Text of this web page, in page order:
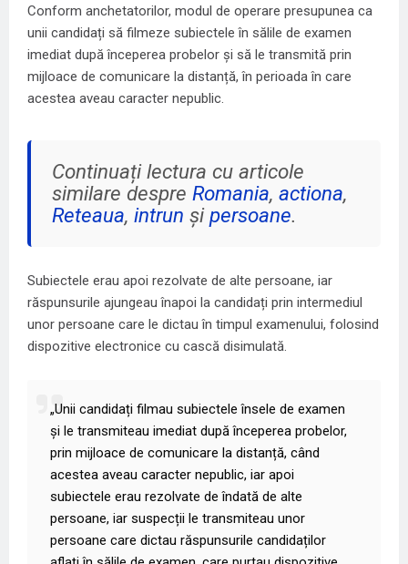
Conform anchetatorilor, modul de operare presupunea ca
unii candidați să filmeze subiectele în sălile de examen
imediat după începerea probelor și să le transmită prin
mijloace de comunicare la distanță, în perioada în care
acestea aveau caracter nepublic.
Continuați lectura cu articole
similare despre Romania, actiona,
Reteaua, intrun șipersoane.
Subiectele erau apoi rezolvate de alte persoane, iar
răspunsurile ajungeau înapoi la candidați prin intermediul
unor persoane care le dictau în timpul examenului, folosind
dispozitive electronice cu cască disimulată.
„Unii candidați filmau subiectele însele de examen
și le transmiteau imediat după începerea probelor,
prin mijloace de comunicare la distanță, când
acestea aveau caracter nepublic, iar apoi
subiectele erau rezolvate de îndată de alte
persoane, iar suspecții le transmiteau unor
persoane care dictau răspunsurile candidaților